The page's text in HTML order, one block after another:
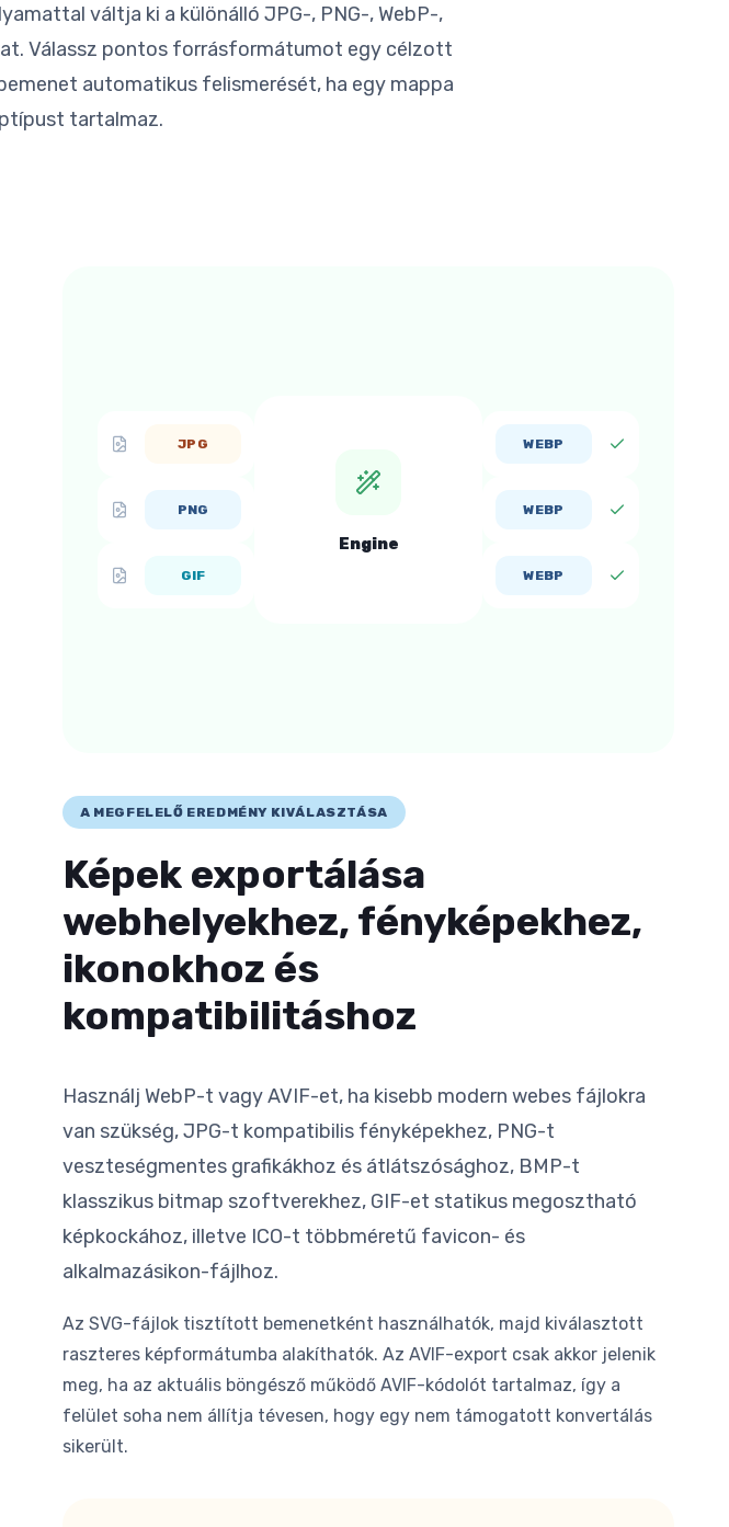
váltja ki a különálló JPG-, PNG-, WebP-,
Válassz pontos forrásformátumot egy célzott
automatikus felismerését, ha egy mappa
tartalmaz.
JPG
PNG
GIF
Engine
WEBP
WEBP
WEBP
A MEGFELELŐ EREDMÉNY KIVÁLASZTÁSA
Képek exportálása
webhelyekhez, fényképekhez,
ikonokhoz és
kompatibilitáshoz
Használj WebP-t vagy AVIF-et, ha kisebb modern webes fájlokra
van szükség, JPG-t kompatibilis fényképekhez, PNG-t
veszteségmentes grafikákhoz és átlátszósághoz, BMP-t
klasszikus bitmap szoftverekhez, GIF-et statikus megosztható
képkockához, illetve ICO-t többméretű favicon- és
alkalmazásikon-fájlhoz.
Az SVG-fájlok tisztított bemenetként használhatók, majd kiválasztott
raszteres képformátumba alakíthatók. Az AVIF-export csak akkor jelenik
meg, ha az aktuális böngésző működő AVIF-kódolót tartalmaz, így a
felület soha nem állítja tévesen, hogy egy nem támogatott konvertálás
sikerült.